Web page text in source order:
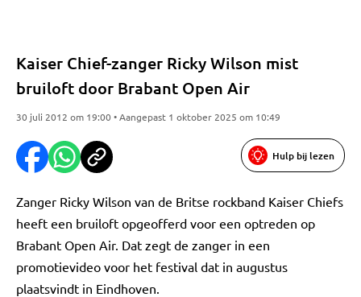
Kaiser Chief-zanger Ricky Wilson mist
bruiloft door Brabant Open Air
30 juli 2012 om 19:00 • Aangepast 1 oktober 2025 om 10:49
Hulp bij lezen
Zanger Ricky Wilson van de Britse rockband Kaiser Chiefs
heeft een bruiloft opgeofferd voor een optreden op
Brabant Open Air. Dat zegt de zanger in een
promotievideo voor het festival dat in augustus
plaatsvindt in Eindhoven.